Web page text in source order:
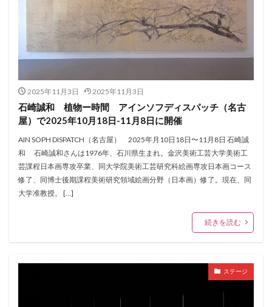
2025年11月3日 2025年11月3日
石崎誠和 植物ー時間 アインソフディスパッチ（名古
屋）で2025年10月18日-11月8日に開催
AIN SOPH DISPATCH（名古屋） 2025年月10日18日〜11月8日 石崎誠
和 石崎誠和さんは1976年、石川県生まれ。金沢美術工芸大学美術工
芸課程日本画専攻卒業、同大学院美術工芸研究科絵画専攻日本画コース
修了、同博士後期課程美術研究領域絵画分野（日本画）修了。現在、同
大学准教授。 […]
続きを読む
ステージ